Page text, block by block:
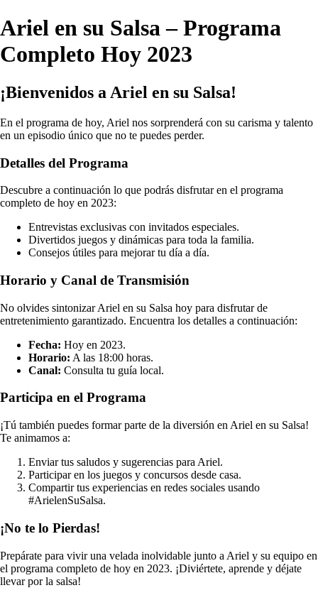
Ariel en su Salsa – Programa
Completo Hoy 2023
¡Bienvenidos a Ariel en su Salsa!
En el programa de hoy, Ariel nos sorprenderá con su carisma y talento
en un episodio único que no te puedes perder.
Detalles del Programa
Descubre a continuación lo que podrás disfrutar en el programa
completo de hoy en 2023:
Entrevistas exclusivas con invitados especiales.
Divertidos juegos y dinámicas para toda la familia.
Consejos útiles para mejorar tu día a día.
Horario y Canal de Transmisión
No olvides sintonizar Ariel en su Salsa hoy para disfrutar de
entretenimiento garantizado. Encuentra los detalles a continuación:
Fecha: Hoy en 2023.
Horario: A las 18:00 horas.
Canal: Consulta tu guía local.
Participa en el Programa
¡Tú también puedes formar parte de la diversión en Ariel en su Salsa!
Te animamos a:
Enviar tus saludos y sugerencias para Ariel.
Participar en los juegos y concursos desde casa.
Compartir tus experiencias en redes sociales usando
#ArielenSuSalsa.
¡No te lo Pierdas!
Prepárate para vivir una velada inolvidable junto a Ariel y su equipo en
el programa completo de hoy en 2023. ¡Diviértete, aprende y déjate
llevar por la salsa!